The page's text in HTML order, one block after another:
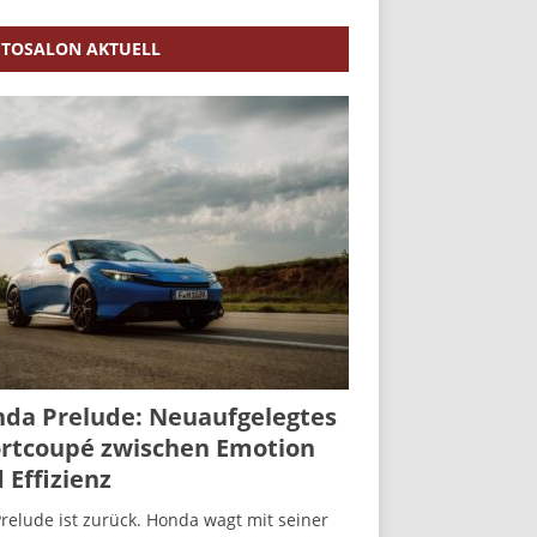
AKTUELL
Prelude: Neuaufgelegtes
zwischen Emotion
Effizienz
ist zurück. Honda wagt mit seiner